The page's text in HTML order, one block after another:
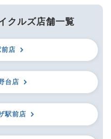
クルズ店舗一覧
店
台店
駅前店